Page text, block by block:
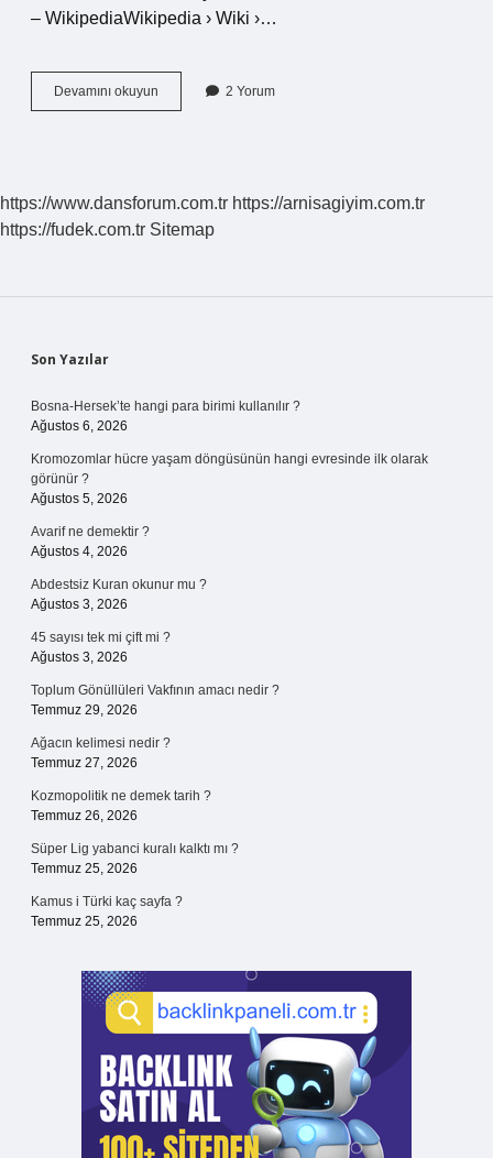
– WikipediaWikipedia › Wiki ›…
Devamını okuyun
Ne
2 Yorum
https://www.dansforum.com.tr https://arnisagiyim.com.tr
https://fudek.com.tr Sitemap
Sidebar
Son Yazılar
Bosna-Hersek’te hangi para birimi kullanılır ?
Ağustos 6, 2026
Kromozomlar hücre yaşam döngüsünün hangi evresinde ilk olarak
görünür ?
Ağustos 5, 2026
Avarif ne demektir ?
Ağustos 4, 2026
Abdestsiz Kuran okunur mu ?
Ağustos 3, 2026
45 sayısı tek mi çift mi ?
Ağustos 3, 2026
Toplum Gönüllüleri Vakfının amacı nedir ?
Temmuz 29, 2026
Ağacın kelimesi nedir ?
Temmuz 27, 2026
Kozmopolitik ne demek tarih ?
Temmuz 26, 2026
Süper Lig yabanci kuralı kalktı mı ?
Temmuz 25, 2026
Kamus i Türki kaç sayfa ?
Temmuz 25, 2026